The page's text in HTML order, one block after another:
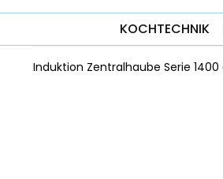
KOCHTECHNIK
Induktion Zentralhaube Serie